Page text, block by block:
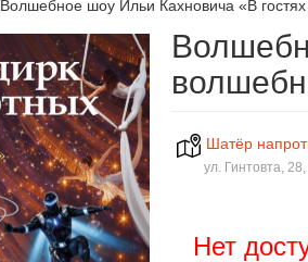
Волшебное шоу Ильи Кахновича «В
Шатёр
ул. Гинтовта,
Нет